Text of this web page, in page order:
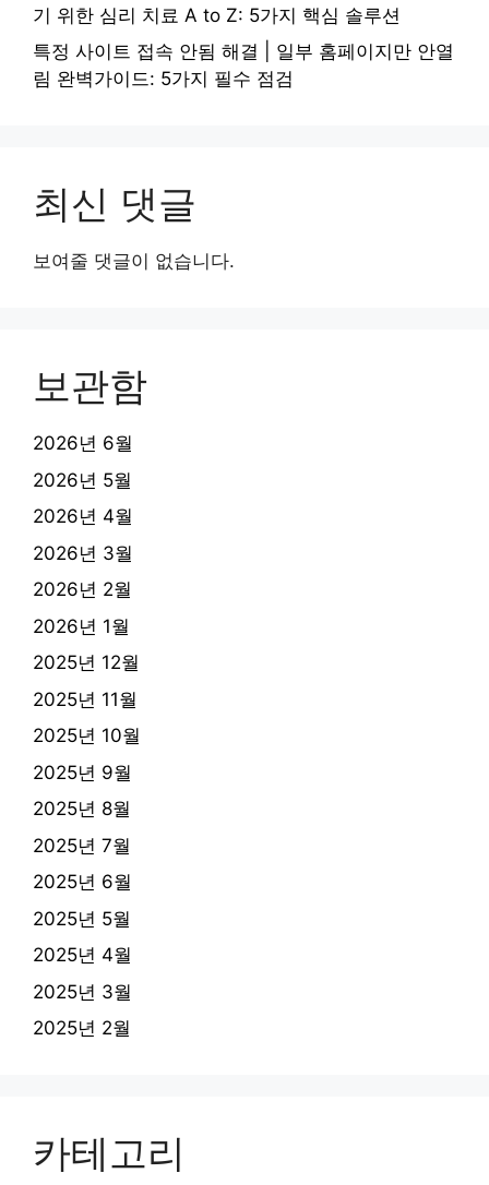
기 위한 심리 치료 A to Z: 5가지 핵심 솔루션
특정 사이트 접속 안됨 해결 | 일부 홈페이지만 안열
림 완벽가이드: 5가지 필수 점검
최신 댓글
보여줄 댓글이 없습니다.
보관함
2026년 6월
2026년 5월
2026년 4월
2026년 3월
2026년 2월
2026년 1월
2025년 12월
2025년 11월
2025년 10월
2025년 9월
2025년 8월
2025년 7월
2025년 6월
2025년 5월
2025년 4월
2025년 3월
2025년 2월
카테고리